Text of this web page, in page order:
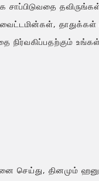
சாப்பிடுவதை
செய்து, தினமும்